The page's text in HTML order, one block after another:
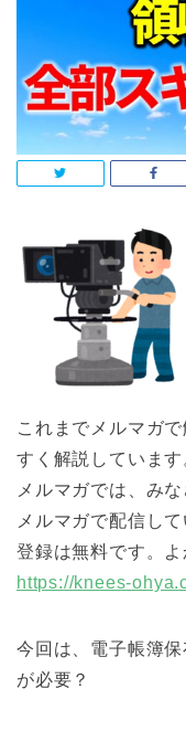
これまでメルマガ
すく解説しています
メルマガでは、み
メルマガで配信して
登録は無料です。よ
https://knees-
今回は、電子帳簿
が必要？